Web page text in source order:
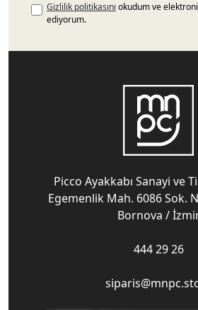
Gizlilik politikasını okudum ve
ediyorum.
Picco Ayakkabı Sanayi ve
Egemenlik Mah. 6086 Sok.
Bornova /
444 29 26